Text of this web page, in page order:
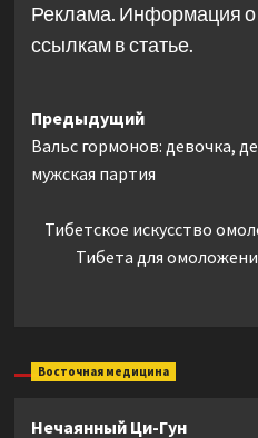
Реклама. Информация
ссылкам в статье.
Навигация
записи
Предыдущий
Вальс гормонов: девочка,
мужская партия
Тибетское искусство
Тибета для
Восточная медицина
Нечаянный Ци-Гун